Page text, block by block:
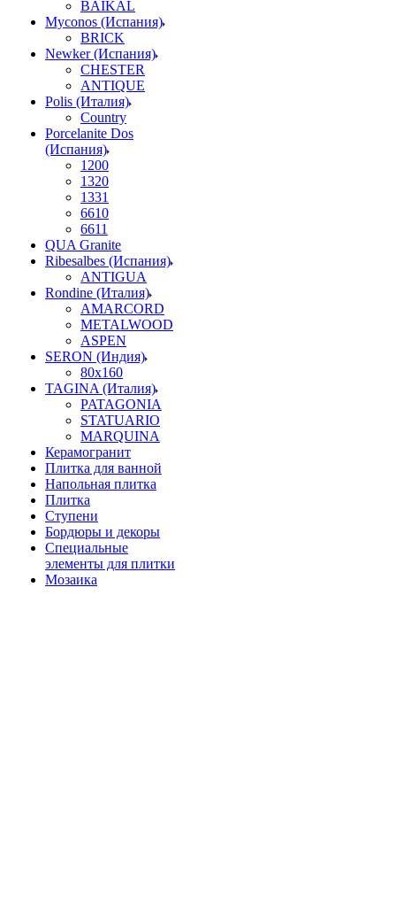
BAIKAL
Myconos (Испания)
BRICK
Newker (Испания)
CHESTER
ANTIQUE
Polis (Италия)
Country
Porcelanite Dos
(Испания)
1200
1320
1331
6610
6611
QUA Granite
Ribesalbes (Испания)
ANTIGUA
Rondine (Италия)
AMARCORD
METALWOOD
ASPEN
SERON (Индия)
80x160
TAGINA (Италия)
PATAGONIA
STATUARIO
MARQUINA
Керамогранит
Плитка для ванной
Напольная плитка
Плитка
Ступени
Бордюры и декоры
Специальные
элементы для плитки
Мозаика